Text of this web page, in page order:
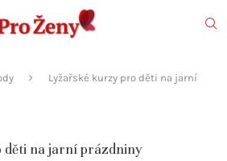
Lyžařské kurzy pro děti na jarní
na jarní prázdniny